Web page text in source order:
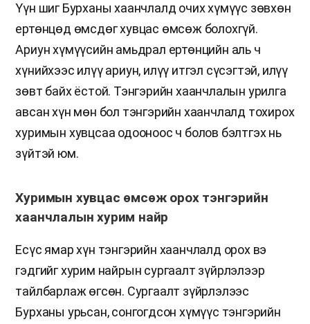
Үүн шиг Бурханы хаанчлалд очих хүмүүс зөвхөн
ертөнцөд өмсдөг хувцас өмсөж болохгүй.
Ариун хүмүүсийн амьдрал ертөнцийн аль ч
хүнийхээс илүү ариун, илүү итгэл сүсэгтэй, илүү
зөвт байх ёстой. Тэнгэрийн хаанчлалын урилга
авсан хүн мөн бол тэнгэрийн хаанчлалд тохирох
хуримын хувцсаа одооноос ч болов бэлтгэх нь
зүйтэй юм.
Хуримын хувцас өмсөж орох тэнгэрийн
хаанчлалын хурим найр
Есүс ямар хүн тэнгэрийн хаанчлалд орох вэ
гэдгийг хурим найрын сургаалт зүйрлэлээр
тайлбарлаж өгсөн. Сургаалт зүйрлэлээс
Бурханы урьсан, сонгогдсон хүмүүс тэнгэрийн